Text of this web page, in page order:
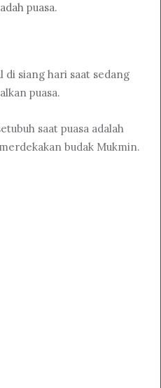
puasa.
di siang hari saat sedang
puasa.
saat puasa adalah
budak Mukmin.